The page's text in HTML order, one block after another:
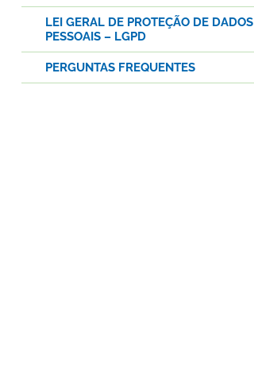
LEI GERAL DE PROTEÇÃO DE DADOS
PESSOAIS – LGPD
PERGUNTAS FREQUENTES